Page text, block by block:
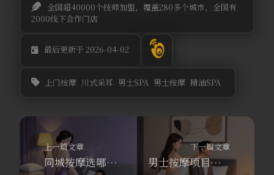
全国超40000个技师加盟，覆盖280多个城市，全国有
2000线下合作门店
最后更新于 2026-04-02
上门按摩 川式采耳 男士SPA 男士按摩 精油SPA
上一篇文章
同城按摩选哪家？舒养到家按摩教你男士按摩的4个必知项目与避坑指南
下一篇文章
男士按摩项目怎么选？舒养到家按摩技师教你避坑同城按摩套路